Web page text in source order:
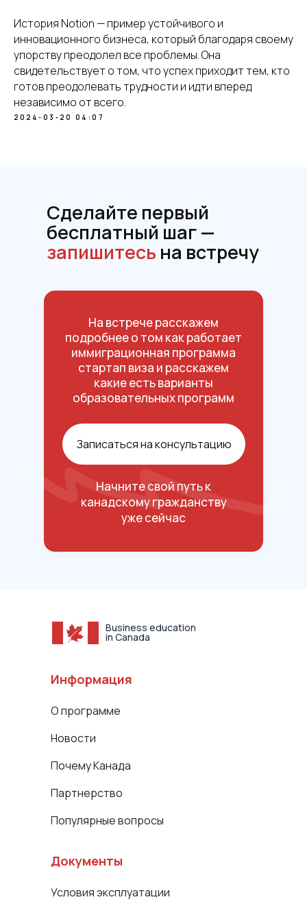
История Notion — пример устойчивого и
инновационного бизнеса, который благодаря своему
упорству преодолел все проблемы. Она
свидетельствует о том, что успех приходит тем, кто
готов преодолевать трудности и идти вперед
независимо от всего.
2024-03-20 04:07
Начните свой путь к
канадскому гражданству
уже сейчас
Записаться на консультацию
Сделайте первый
бесплатный шаг—
запишитесь на встречу
На встрече расскажем
подробнее о том как работает
иммиграционная программа
стартап виза и расскажем
какие есть варианты
образовательных программ
Информация
Документы
О программе
Новости
Почему Канада
Партнерство
Условия эксплуатации
Популярные вопросы
Business education
in Canada